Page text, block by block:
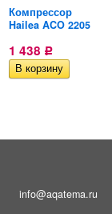
Компрессор
Hailea ACO 2205
1 438 Р
info@aqatema.ru